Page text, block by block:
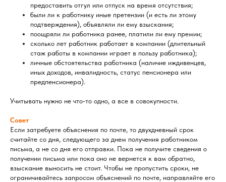
предоставить отгул или отпуск на время отсутствия;
были ли к работнику иные претензии (и есть ли этому
подтверждения), объявляли ли ему взыскания;
поощряли ли работника ранее, платили ли ему премии;
сколько лет работник работает в компании (длительный
стаж работы в компании играет в пользу работника);
личные обстоятельства работника (наличие иждивенцев,
иных доходов, инвалидность, статус пенсионера или
предпенсионера).
Учитывать нужно не что‑то одно, а все в совокупности.
Совет
Если затребуете объяснения по почте, то двухдневный срок
считайте со дня, следующего за днем получения работником
письма, а не со дня его отправки. Пока не получите сведения о
получении письма или пока оно не вернется к вам обратно,
взыскание выносить не стоит. Чтобы не пропустить сроки, не
ограничивайтесь запросом объяснений по почте, направляйте его